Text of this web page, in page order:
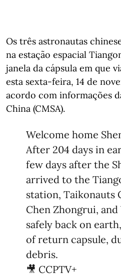
Os três astronautas
na estação espacial
janela da cápsula em que
esta sexta-feira, 14 de
acordo com informações
China (CMSA).
Welcome home
After 204 days in
few days after the
arrived to the
station, Taikonauts
Chen Zhongrui, and
safely back on
of return capsule,
debris.
🎥 CCPTV+